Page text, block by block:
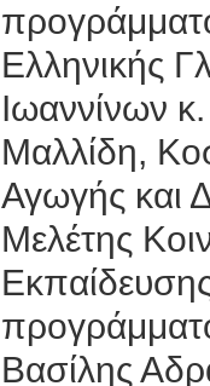
Ελληνικής
Ιωαννίνων
Μαλλίδη,
Αγωγής και
Μελέτης
Βασίλης